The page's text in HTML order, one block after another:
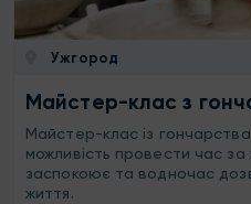
Ужгород
Майстер-клас з
Майстер-клас із
можливість провести час
заспокоює та водночас
життя.